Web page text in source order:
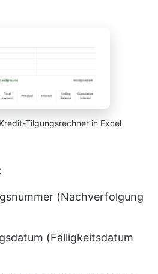
Tilgungsrechner in Excel
(Nachverfolgung
(Fälligkeitsdatum